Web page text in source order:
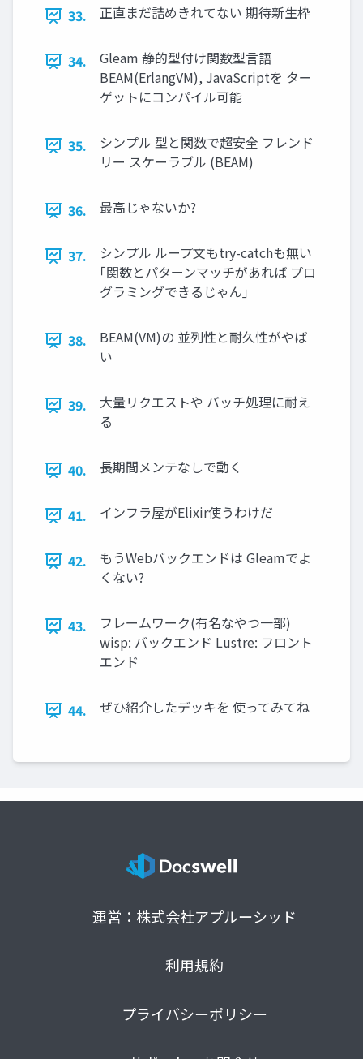
33. 正直まだ詰めきれてない 期待新生枠
34.
Gleam 静的型付け関数型言語
BEAM(ErlangVM), JavaScriptを ター
ゲットにコンパイル可能
35.
シンプル 型と関数で超安全 フレンド
リー スケーラブル (BEAM)
36. 最高じゃないか?
37.
シンプル ループ文もtry-catchも無い
｢関数とパターンマッチがあれば プロ
グラミングできるじゃん｣
38.
BEAM(VM)の 並列性と耐久性がやば
い
39.
大量リクエストや バッチ処理に耐え
る
40. 長期間メンテなしで動く
41. インフラ屋がElixir使うわけだ
42.
もうWebバックエンドは Gleamでよ
くない?
43.
フレームワーク(有名なやつ一部)
wisp: バックエンド Lustre: フロント
エンド
44. ぜひ紹介したデッキを 使ってみてね
運営：株式会社アプルーシッド
利用規約
プライバシーポリシー